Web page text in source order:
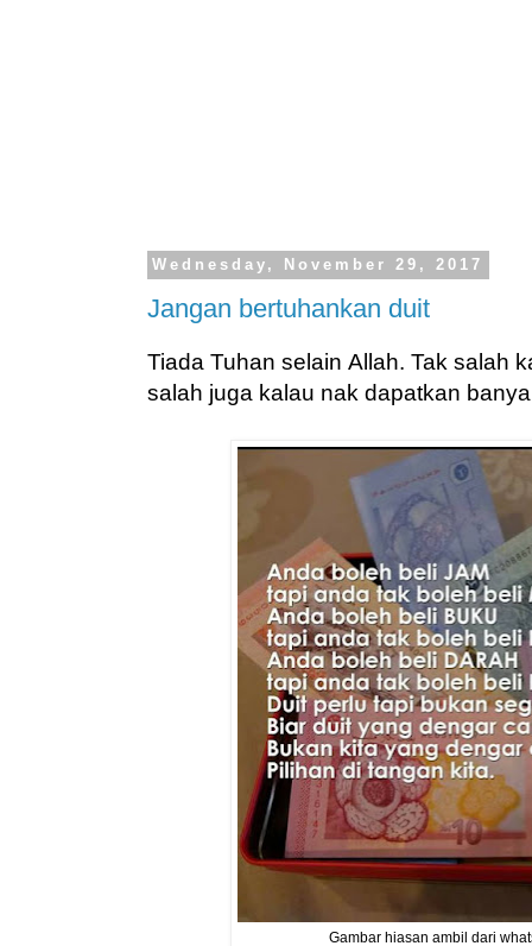
Wednesday, November 29, 2017
Jangan bertuhankan duit
Tiada Tuhan selain Allah. Tak salah
salah juga kalau nak dapatkan
Gambar hiasan ambil dari